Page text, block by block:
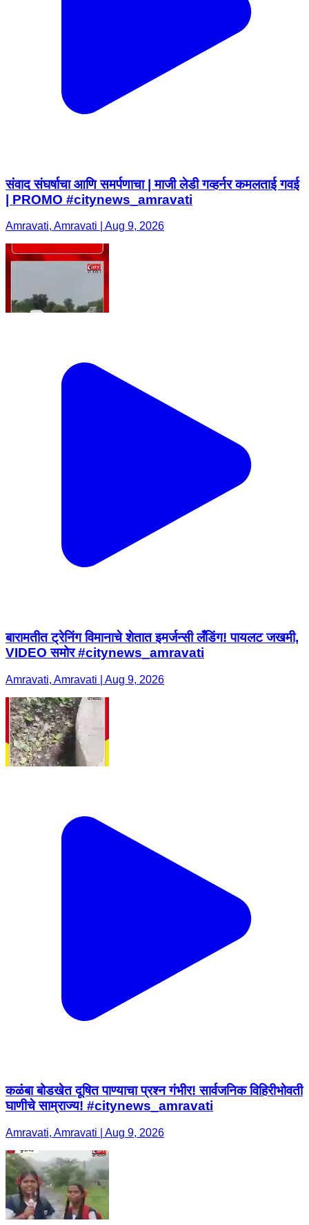
संवाद संघर्षाचा आणि समर्पणाचा | माजी लेडी गव्हर्नर कमलताई गवई
| PROMO #citynews_amravati
Amravati, Amravati | Aug 9, 2026
बारामतीत ट्रेनिंग विमानाचे शेतात इमर्जन्सी लँडिंग! पायलट जखमी,
VIDEO समोर #citynews_amravati
Amravati, Amravati | Aug 9, 2026
कळंबा बोडखेत दूषित पाण्याचा प्रश्न गंभीर! सार्वजनिक विहिरीभोवती
घाणीचे साम्राज्य! #citynews_amravati
Amravati, Amravati | Aug 9, 2026